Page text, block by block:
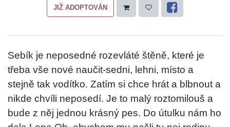
JIŽ ADOPTOVÁN
Sebík je neposedné rozevláté štěně, které je
třeba vše nové naučit-sedni, lehni, místo a
stejně tak vodítko. Zatím si chce hrát a blbnout a
nikde chvíli neposedí. Je to malý roztomilouš a
bude z něj jednou krásný pes. Do útulku nám ho